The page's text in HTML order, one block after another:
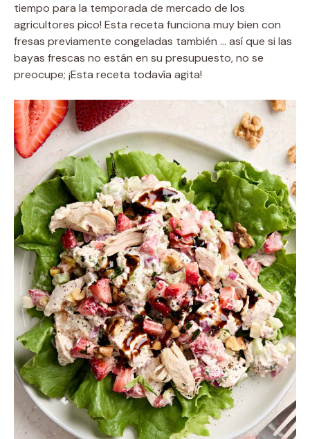
tiempo para la temporada de mercado de los
agricultores pico! Esta receta funciona muy bien con
fresas previamente congeladas también … así que si las
bayas frescas no están en su presupuesto, no se
preocupe; ¡Esta receta todavía agita!